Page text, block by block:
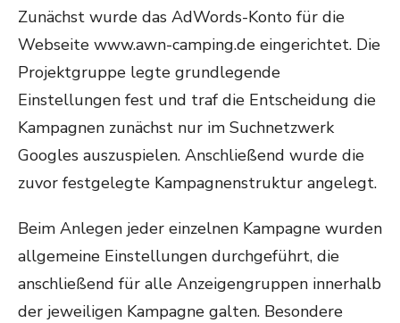
Zunächst wurde das AdWords-Konto für die
Webseite www.awn-camping.de eingerichtet. Die
Projektgruppe legte grundlegende
Einstellungen fest und traf die Entscheidung die
Kampagnen zunächst nur im Suchnetzwerk
Googles auszuspielen. Anschließend wurde die
zuvor festgelegte Kampagnenstruktur angelegt.
Beim Anlegen jeder einzelnen Kampagne wurden
allgemeine Einstellungen durchgeführt, die
anschließend für alle Anzeigengruppen innerhalb
der jeweiligen Kampagne galten. Besondere